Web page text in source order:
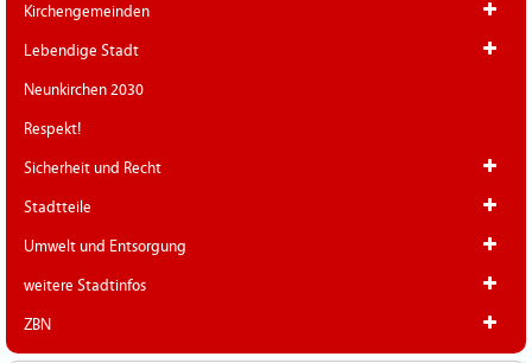
Kirchengemeinden
Lebendige Stadt
Neunkirchen 2030
Respekt!
Sicherheit und Recht
Stadtteile
Umwelt und Entsorgung
weitere Stadtinfos
ZBN